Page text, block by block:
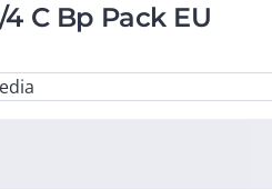
C Bp Pack EU